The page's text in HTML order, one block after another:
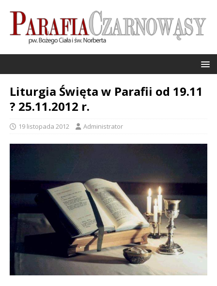
Liturgia Święta w Parafii od 19.11
? 25.11.2012 r.
19 listopada 2012 Administrator